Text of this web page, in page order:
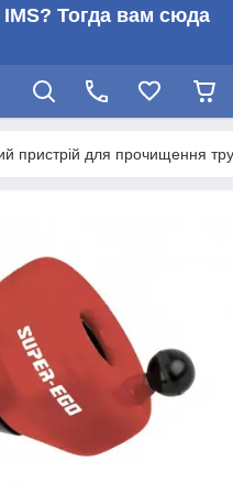
Тогда вам сюда
пристрій для прочищення